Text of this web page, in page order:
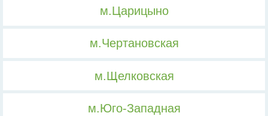
м.Царицыно
м.Чертановская
м.Щелковская
м.Юго-Западная